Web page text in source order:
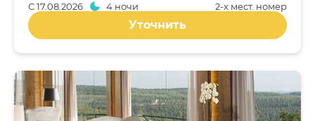
2-x мест. номер
С17.08.2026 4 ночи
Уточнить